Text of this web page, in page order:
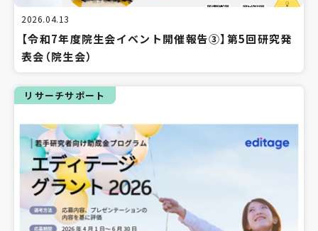
2026.04.13
【令和7年度院生会イベント開催報告③】第5回研究発
表会（院生会）
リサーチサポート